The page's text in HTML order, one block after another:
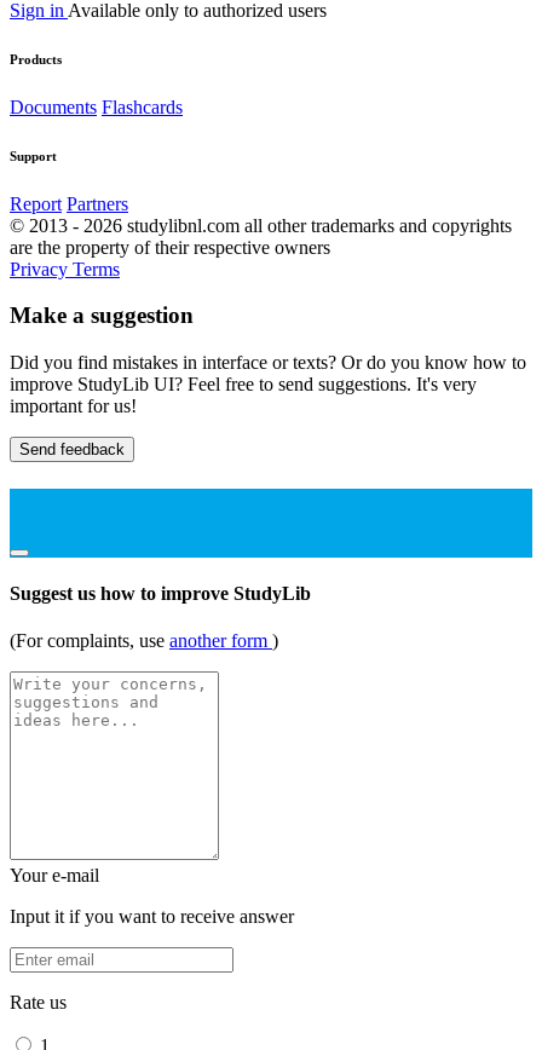
Sign in Available only to authorized users
Products
Documents Flashcards
Support
Report Partners
© 2013 - 2026 studylibnl.com all other trademarks and copyrights
are the property of their respective owners
Privacy Terms
Make a suggestion
Did you find mistakes in interface or texts? Or do you know how to
improve StudyLib UI? Feel free to send suggestions. It's very
important for us!
Send feedback
Suggest us how to improve StudyLib
(For complaints, use another form )
Your e-mail
Input it if you want to receive answer
Rate us
1